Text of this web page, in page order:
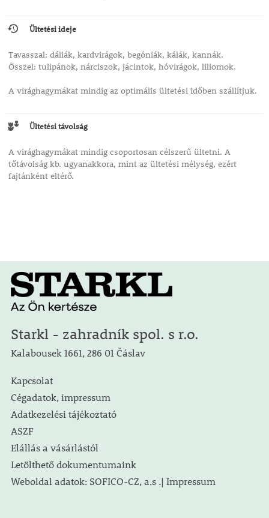
Ültetési ideje
Tavasszal: dáliák, kardvirágok, begóniák, kálák, kannák.
Ősszel: tulipánok, nárciszok, jácintok, hóvirágok, liliomok.
A virághagymákat mindig az optimális ültetési időben szállítjuk.
Ültetési távolság
A virághagymákat mindig csoportosan célszerű ültetni. A
tőtávolság kb. ugyanakkora, mint az ültetési mélység, ezért
fajtánként eltérő.
Starkl - zahradník spol. s r.o.
Kalabousek 1661, 286 01 Čáslav
Kapcsolat
Cégadatok, impressum
Adatkezelési tájékoztató
ASZF
Elállás a vásárlástól
Letölthető dokumentumaink
Weboldal adatok: SOFICO-CZ, a.s .| Impressum